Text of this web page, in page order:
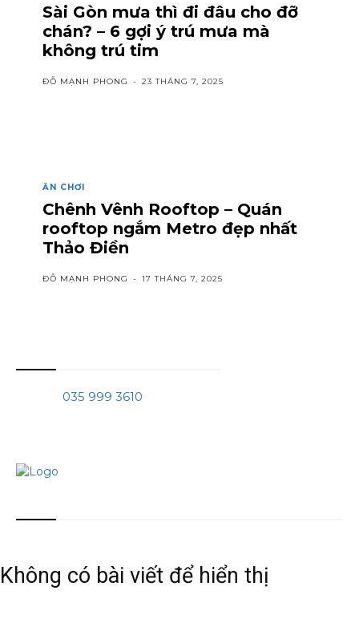
Sài Gòn mưa thì đi đâu cho đỡ
chán? – 6 gợi ý trú mưa mà
không trú tim
ĐỖ MẠNH PHONG - 23 THÁNG 7, 2025
ĂN CHƠI
Chênh Vênh Rooftop – Quán
rooftop ngắm Metro đẹp nhất
Thảo Điền
ĐỖ MẠNH PHONG - 17 THÁNG 7, 2025
Không có bài viết để hiển thị
035 999 3610